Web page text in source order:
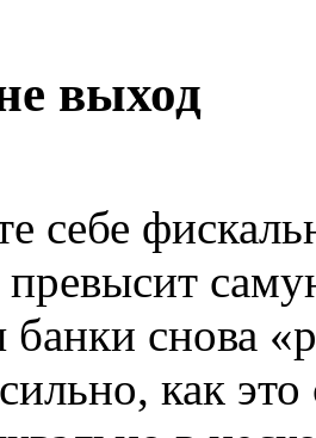
выход
себе
превысит
снова
как